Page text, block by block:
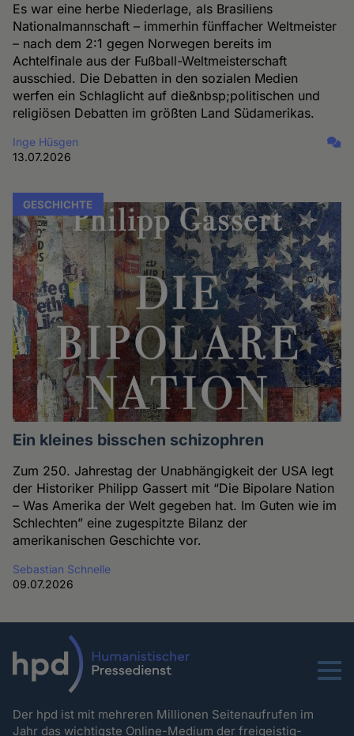
Es war eine herbe Niederlage, als Brasiliens
Nationalmannschaft – immerhin fünffacher Weltmeister
– nach dem 2:1 gegen Norwegen bereits im
Achtelfinale aus der Fußball-Weltmeisterschaft
ausschied. Die Debatten in den sozialen Medien
werfen ein Schlaglicht auf die&nbsp;politischen und
religiösen Debatten im größten Land Südamerikas.
Inge Hüsgen
13.07.2026
GESCHICHTE
Ein kleines bisschen schizophren
Zum 250. Jahrestag der Unabhängigkeit der USA legt
der Historiker Philipp Gassert mit “Die Bipolare Nation
– Was Amerika der Welt gegeben hat. Im Guten wie im
Schlechten” eine zugespitzte Bilanz der
amerikanischen Geschichte vor.
Sebastian Schnelle
09.07.2026
Menu
Der hpd ist mit mehreren Millionen Seitenaufrufen im
Jahr das wichtigste Online-Medium der freigeistig-